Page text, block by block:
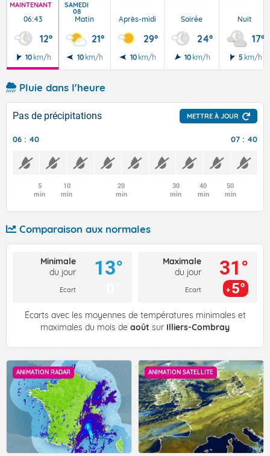
MAINTENANT
06:43
12°
10 km/h
SAMEDI
08
Matin
21°
10 km/h
Après-midi
29°
10 km/h
Soirée
24°
10 km/h
Nuit
17°
5 km/h
Pluie dans l'heure
Pas de précipitations METTRE À JOUR
06 : 40 07 : 40
5
min
10
min
20
min
30
min
40
min
50
min
Comparaison aux normales
Minimale
du jour
Ecart
13°
Maximale
du jour
Ecart
31°
5°
Écarts avec les moyennes de températures minimales et
maximales du mois de août sur Illiers-Combray
ANIMATION RADAR ANIMATION SATELLITE